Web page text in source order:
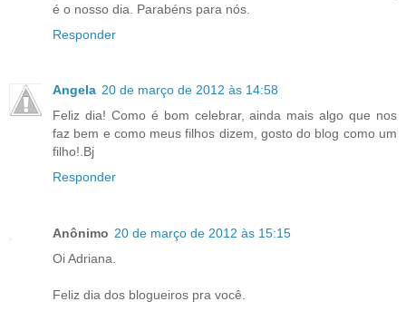
é o nosso dia. Parabéns para nós.
Responder
Angela 20 de março de 2012 às 14:58
Feliz dia! Como é bom celebrar, ainda mais algo que nos
faz bem e como meus filhos dizem, gosto do blog como um
filho!.Bj
Responder
Anônimo 20 de março de 2012 às 15:15
Oi Adriana.
Feliz dia dos blogueiros pra você.